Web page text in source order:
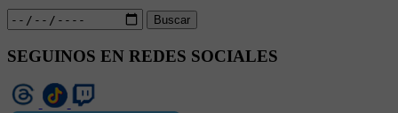
Buscar
SEGUINOS EN REDES SOCIALES